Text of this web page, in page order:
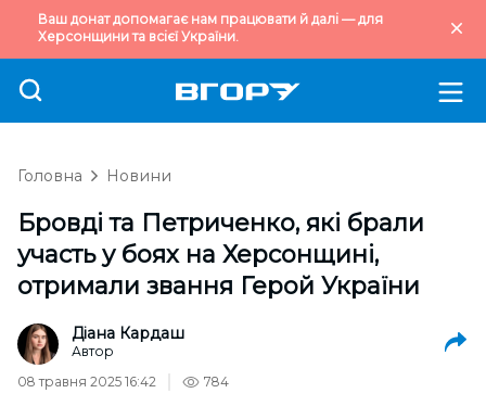
Ваш донат допомагає нам працювати й далі — для
Херсонщини та всієї України.
Головна Новини
Бровді та Петриченко, які брали
участь у боях на Херсонщині,
отримали звання Герой України
Діана Кардаш
Автор
08 травня 2025 16:42
784